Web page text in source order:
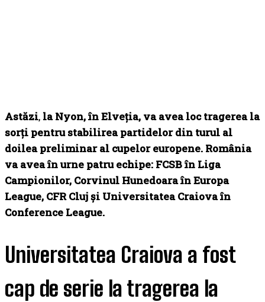
Astăzi, la Nyon, în Elveția, va avea loc tragerea la
sorți pentru stabilirea partidelor din turul al
doilea preliminar al cupelor europene. România
va avea în urne patru echipe: FCSB în Liga
Campionilor, Corvinul Hunedoara în Europa
League, CFR Cluj și Universitatea Craiova în
Conference League.
Universitatea Craiova a fost
cap de serie la tragerea la